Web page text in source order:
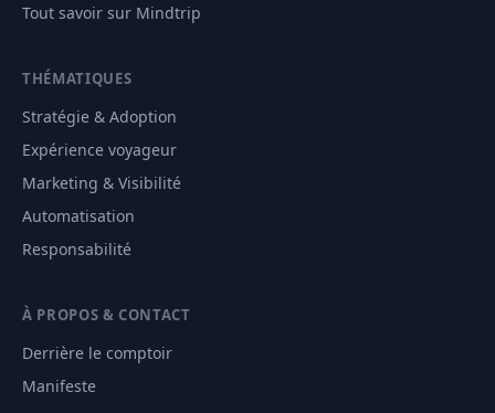
Tout savoir sur Mindtrip
THÉMATIQUES
Stratégie & Adoption
Expérience voyageur
Marketing & Visibilité
Automatisation
Responsabilité
À PROPOS & CONTACT
Derrière le comptoir
Manifeste